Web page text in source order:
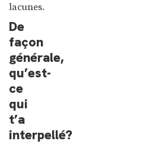
lacunes.
De
façon
générale,
qu’est-
ce
qui
t’a
interpellé?